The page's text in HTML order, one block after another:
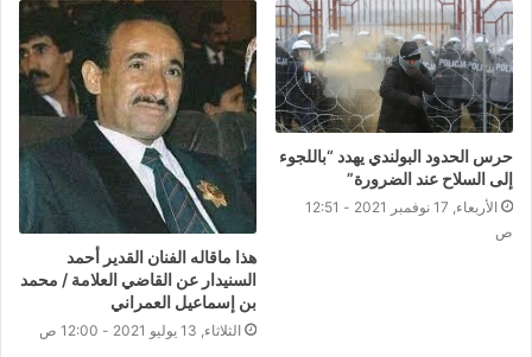
حرس الحدود البولندي يهدد “باللجوء
إلى السلاح عند الضرورة”
الأربعاء, 17 نوفمبر 2021 - 12:51
ص
هذا ماقاله الفنان القدير أحمد
السنيدار عن القاضي العلامة / محمد
بن إسماعيل العمراني
الثلاثاء, 13 يوليو 2021 - 12:00 ص